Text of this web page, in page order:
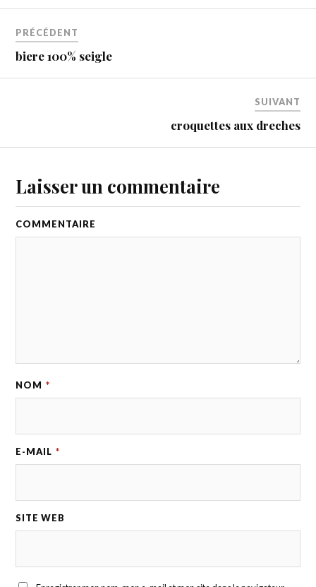
PRÉCÉDENT
biere 100% seigle
SUIVANT
croquettes aux dreches
Laisser un commentaire
COMMENTAIRE
NOM *
E-MAIL *
SITE WEB